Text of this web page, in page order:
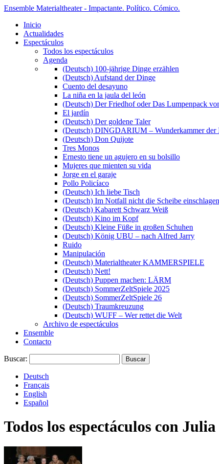
Ensemble Materialtheater - Impactante. Político. Cómico.
Inicio
Actualidades
Espectáculos
Todos los espectáculos
Agenda
(Deutsch) 100-jährige Dinge erzählen
(Deutsch) Aufstand der Dinge
Cuento del desayuno
La niña en la jaula del león
(Deutsch) Der Friedhof oder Das Lumpenpack
El jardín
(Deutsch) Der goldene Taler
(Deutsch) DINGDARIUM – Wunderkammer der
(Deutsch) Don Quijote
Tres Monos
Ernesto tiene un agujero en su bolsillo
Mujeres que mienten su vida
Jorge en el garaje
Pollo Policíaco
(Deutsch) Ich liebe Tisch
(Deutsch) Im Notfall nicht die Scheibe einschlagen
(Deutsch) Kabarett Schwarz Weiß
(Deutsch) Kino im Kopf
(Deutsch) Kleine Füße in großen Schuhen
(Deutsch) König UBU – nach Alfred Jarry
Ruido
Manipulación
(Deutsch) Materialtheater KAMMERSPIELE
(Deutsch) Nett!
(Deutsch) Puppen machen: LÄRM
(Deutsch) SommerZeltSpiele 2025
(Deutsch) SommerZeltSpiele 26
(Deutsch) Traumkreuzung
(Deutsch) WUFF – Wer rettet die Welt
Archivo de espectáculos
Ensemble
Contacto
Buscar:
Deutsch
Français
English
Español
Todos los espectáculos con Julia